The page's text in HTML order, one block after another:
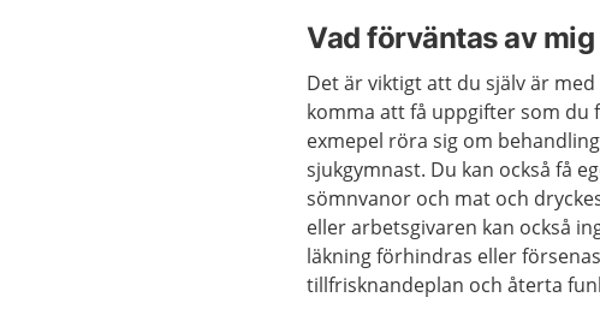
Vad förväntas av
Det är viktigt att du själv är
komma att få uppgifter som du
exmepel röra sig om
sjukgymnast. Du kan också få
sömnvanor och mat och
eller arbetsgivaren kan också
läkning förhindras eller
tillfrisknandeplan och återta